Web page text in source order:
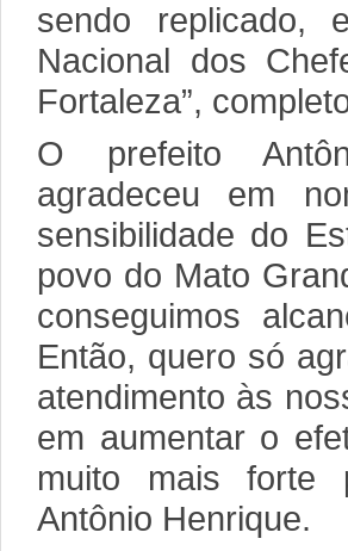
sendo replicado,
Nacional dos
Fortaleza”,
O prefeito
agradeceu em
sensibilidade do
povo do Mato
conseguimos
Então, quero só
atendimento às
em aumentar o
muito mais forte
Antônio Henrique.